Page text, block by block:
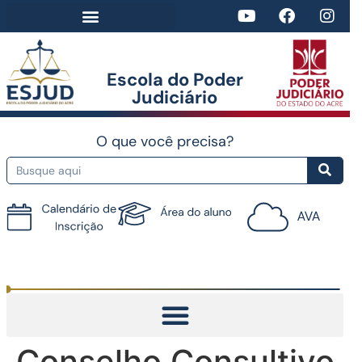
Escola do Poder
Judiciário​
O que você precisa?